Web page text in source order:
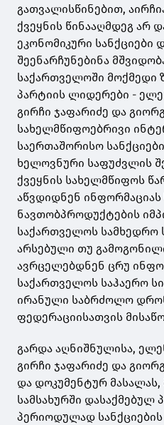
გათვალისწინებით,
ქვეყნის წინააღმდეგ არ
ეკონომიკური სანქციები
შეენარჩუნებინა
საქართველოში მოქმედი
პარტიის ლიდერები -
გირჩი ჯაფარიძე და
სახელმწიფოებრივი
საერთაშორისო
ხელოვნური საფუძვლის
ქვეყნის სახელმწიფოს
აწვდიდნენ
ნავთობპროდუქტების
საქართველოს
არსებული თუ
ავრცელებდნენ ცრუ
საქართველოს საჰაერო
ირანული საბრძოლო
ფედერაციისათვის
გარდა აღნიშნულისა,
გირჩი ჯაფარიძე და
და დოკუმენტურ
სამსახურში დასაქმებულ
პერიოდულად